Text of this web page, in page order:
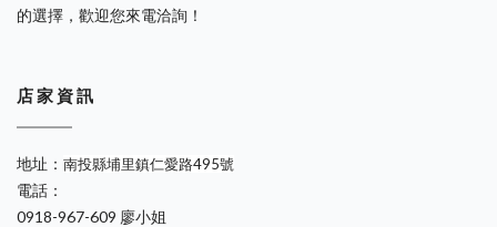
的選擇，歡迎您來電洽詢！
店 家 資 訊
地址： 南投縣埔里鎮仁愛路495號
電話：
0918-967-609 廖小姐